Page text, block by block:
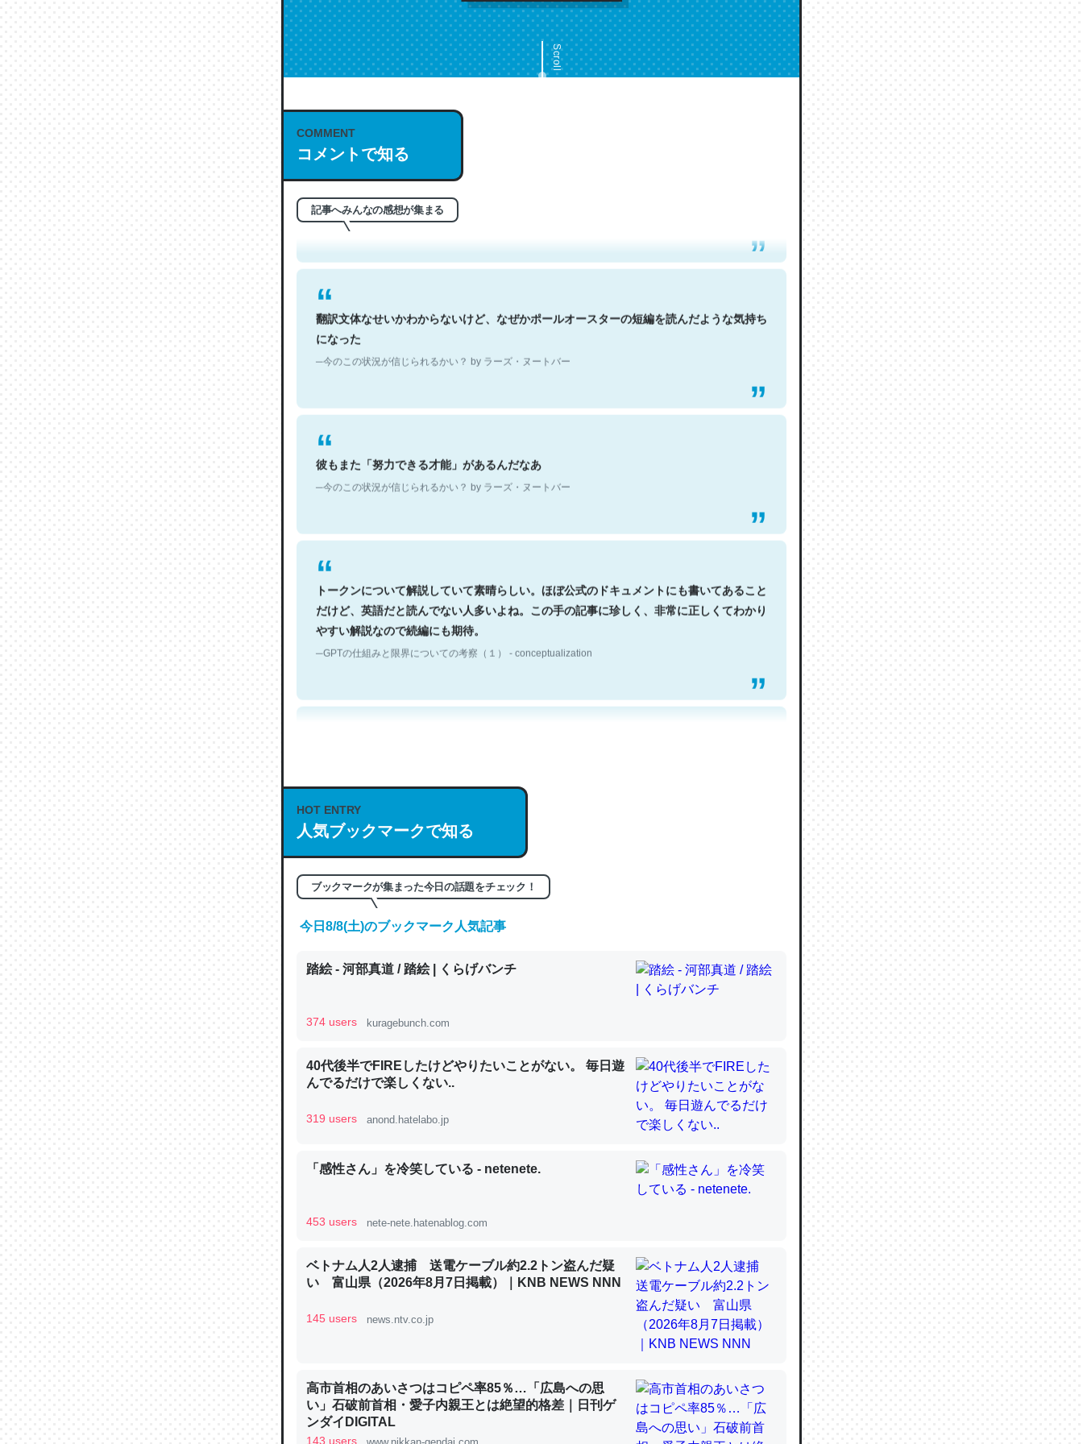
Scroll
COMMENT
コメントで知る
記事へみんなの感想が集まる
これは名文。彼はとてもクレバーなんだろうなと凄く思う。英語少しでも読める人は原文
もお勧め。自分はこの流れ好き。Let’s Fucking Go. Then Covid hit. Shit.
─今のこの状況が信じられるかい？ by ラーズ・ヌートバー
翻訳文体なせいかわからないけど、なぜかポールオースターの短編を読んだような気持ち
になった
─今のこの状況が信じられるかい？ by ラーズ・ヌートバー
彼もまた「努力できる才能」があるんだなあ
─今のこの状況が信じられるかい？ by ラーズ・ヌートバー
トークンについて解説していて素晴らしい。ほぼ公式のドキュメントにも書いてあること
だけど、英語だと読んでない人多いよね。この手の記事に珍しく、非常に正しくてわかり
やすい解説なので続編にも期待。
─GPTの仕組みと限界についての考察（１） - conceptualization
これは良記事。32768トークンだと英語小説100ページ分くらい。小説でいう「ずっと前
の伏線」は回収されないけど、短期記憶というには多い分量。進化すればするほど分かり
やすく強くなりそう
の600分の1程度。
─ニュース :: 【研究発表】昆虫学の大問題＝「昆虫はなぜ海にいないのか」に関する新仮説
論文では「淡水はカルシウムも酸素も不足してて両方に不利だから両方が拮抗してるので
は」とあって面白い。海にいる鋏角類（カブトガニ・ウミグモ）はカルシウムを使わずキ
─ニュース :: 【研究発表】昆虫学の大問題＝「昆虫はなぜ海にいないのか」に関する新仮説
類だと殻を無くしてナメクジになったり努力してるし。
─ニュース :: 【研究発表】昆虫学の大問題＝「昆虫はなぜ海にいないのか」に関する新仮説
HOT ENTRY
人気ブックマークで知る
ブックマークが集まった今日の話題をチェック！
今日8/8(土)のブックマーク人気記事
踏絵 - 河部真道 / 踏絵 | くらげバンチ
374 users kuragebunch.com
40代後半でFIREしたけどやりたいことがない。 毎日遊
んでるだけで楽しくない..
319 users anond.hatelabo.jp
「感性さん」を冷笑している - netenete.
453 users nete-nete.hatenablog.com
ベトナム人2人逮捕 送電ケーブル約2.2トン盗んだ疑
い 富山県（2026年8月7日掲載）｜KNB NEWS NNN
145 users news.ntv.co.jp
高市首相のあいさつはコピペ率85％…「広島への思
い」石破前首相・愛子内親王とは絶望的格差｜日刊ゲ
ンダイDIGITAL
143 users